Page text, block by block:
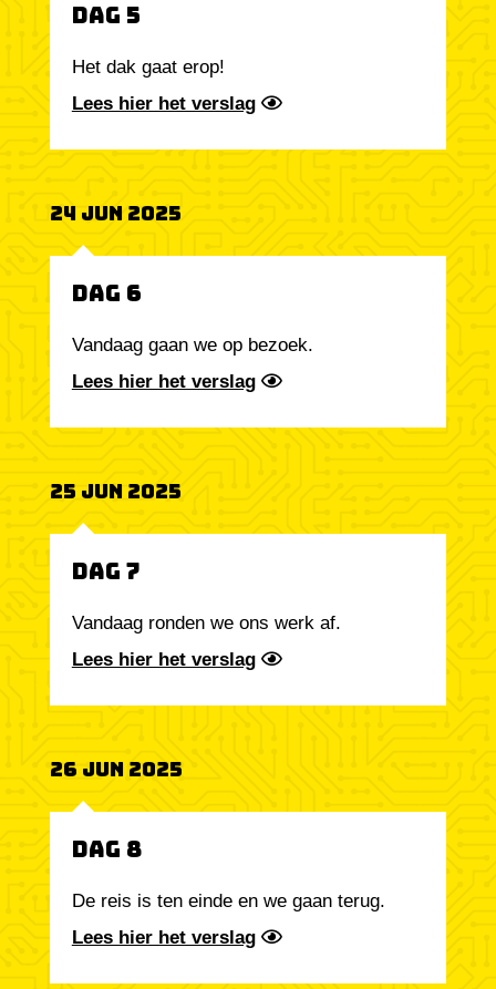
Dag 5
Het dak gaat erop!
Lees hier het verslag
24 Jun 2025
Dag 6
Vandaag gaan we op bezoek.
Lees hier het verslag
25 Jun 2025
Dag 7
Vandaag ronden we ons werk af.
Lees hier het verslag
26 Jun 2025
Dag 8
De reis is ten einde en we gaan terug.
Lees hier het verslag